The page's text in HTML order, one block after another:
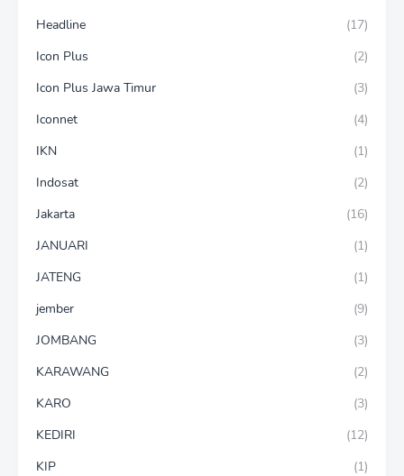
Headline
(17)
Icon Plus
(2)
Icon Plus Jawa Timur
(3)
Iconnet
(4)
IKN
(1)
Indosat
(2)
Jakarta
(16)
JANUARI
(1)
JATENG
(1)
jember
(9)
JOMBANG
(3)
KARAWANG
(2)
KARO
(3)
KEDIRI
(12)
KIP
(1)